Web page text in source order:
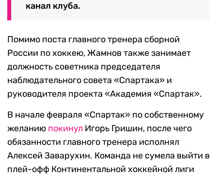
канал клуба.
Помимо поста главного тренера сборной
России по хоккею, Жамнов также занимает
должность советника председателя
наблюдательного совета «Спартака» и
руководителя проекта «Академия «Спартак».
В начале февраля «Спартак» по собственному
желанию покинул Игорь Гришин, после чего
обязанности главного тренера исполнял
Алексей Заварухин. Команда не сумела выйти в
плей-офф Континентальной хоккейной лиги